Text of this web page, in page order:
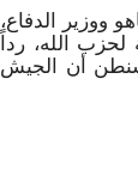
ووزير الدفاع،
الله، رداً
أن الجيش